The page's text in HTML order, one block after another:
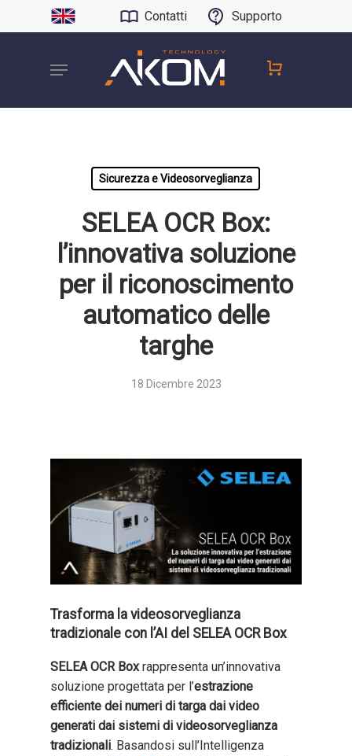
Contatti Supporto
Sicurezza e Videosorveglianza
SELEA OCR Box:
l’innovativa soluzione
per il riconoscimento
automatico delle
targhe
18 Dicembre 2023
Trasforma la videosorveglianza
tradizionale con l’AI del SELEA OCR Box
SELEA OCR Boxrappresenta un’innovativa
soluzione progettata per l’estrazione
efficiente dei numeri di targa dai video
generati dai sistemi di videosorveglianza
tradizionali. Basandosi sull’Intelligenza